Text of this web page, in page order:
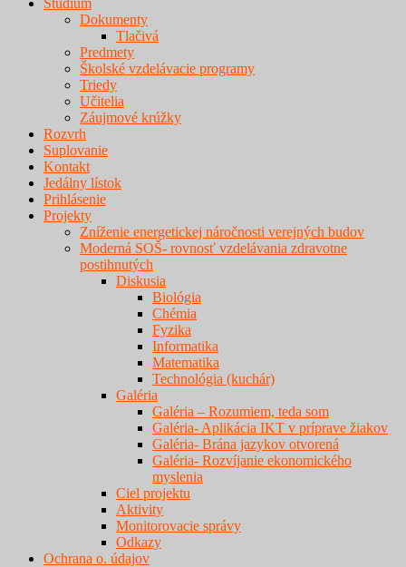
Štúdium
Dokumenty
Tlačivá
Predmety
Školské vzdelávacie programy
Triedy
Učitelia
Záujmové krúžky
Rozvrh
Suplovanie
Kontakt
Jedálny lístok
Prihlásenie
Projekty
Zníženie energetickej náročnosti verejných budov
Moderná SOŠ- rovnosť vzdelávania zdravotne
postihnutých
Diskusia
Biológia
Chémia
Fyzika
Informatika
Matematika
Technológia (kuchár)
Galéria
Galéria – Rozumiem, teda som
Galéria- Aplikácia IKT v príprave žiakov
Galéria- Brána jazykov otvorená
Galéria- Rozvíjanie ekonomického
myslenia
Ciel projektu
Aktivity
Monitorovacie správy
Odkazy
Ochrana o. údajov